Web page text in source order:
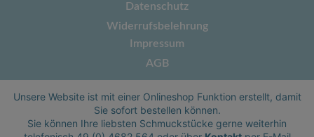
Datenschutz
Widerrufsbelehrung
Impressum
AGB
Unsere Website ist mit einer Onlineshop Funktion erstellt, damit
Sie sofort bestellen können.
Sie können Ihre liebsten Schmuckstücke gerne weiterhin